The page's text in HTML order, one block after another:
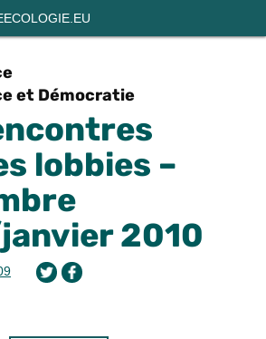
et Démocratie
lobbies –
2010